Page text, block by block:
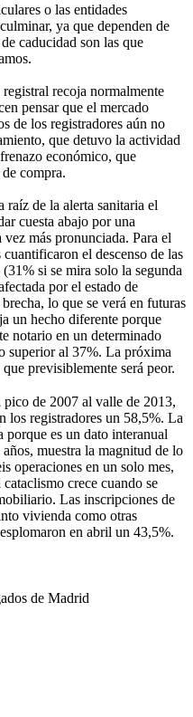
o las entidades
ya que dependen de
caducidad son las que
recoja normalmente
pensar que el mercado
de los registradores aún no
que detuvo la actividad
económico, que
compra.
raíz de la alerta sanitaria el
cuesta abajo por una
más pronunciada. Para el
el descenso de las
si se mira solo la segunda
por el estado de
lo que se verá en futuras
un hecho diferente porque
notario en un determinado
superior al 37%. La próxima
previsiblemente será peor.
de 2007 al valle de 2013,
los registradores un 58,5%. La
es un dato interanual
muestra la magnitud de lo
operaciones en un solo mes,
crece cuando se
Las inscripciones de
vivienda como otras
en abril un 43,5%.
de Madrid